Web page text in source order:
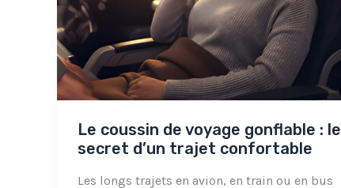
Le coussin de voyage gonflable : le
secret d’un trajet confortable
Les longs trajets en avion, en train ou en bus